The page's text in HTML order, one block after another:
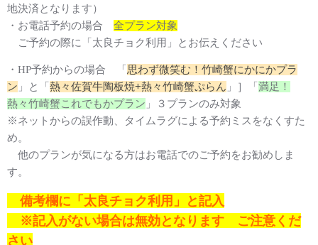
地決済となります）
・お電話予約の場合 全プラン対象
ご予約の際に「太良チョク利用」とお伝えください
・HP予約からの場合 「 思わず微笑む！竹崎蟹にかにかプラ
ン 」と「 熱々佐賀牛陶板焼+熱々竹崎蟹ぷらん 」］ 「 満足！
熱々竹崎蟹これでもかプラン 」３プランのみ対象
※ネットからの誤作動、タイムラグによる予約ミスをなくすた
め。
他のプランが気になる方はお電話でのご予約をお勧めしま
す。
備考欄に 「太良チョク利用」と記入
※記入がない場合は無効となります ご注意くだ
さい